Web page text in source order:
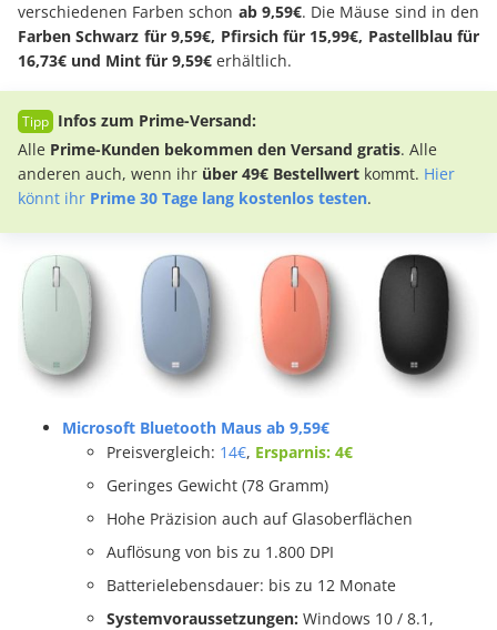
verschiedenen Farben schon ab 9,59€. Die Mäuse sind in den
Farben Schwarz für 9,59€, Pfirsich für 15,99€, Pastellblau für
16,73€ und Mint für 9,59€ erhältlich.
Infos zum Prime-Versand:
Alle Prime-Kunden bekommen den Versand gratis. Alle
anderen auch, wenn ihr über 49€ Bestellwert kommt. Hier
könnt ihr Prime 30 Tage lang kostenlos testen.
Microsoft Bluetooth Maus ab 9,59€
Preisvergleich: 14€, Ersparnis: 4€
Geringes Gewicht (78 Gramm)
Hohe Präzision auch auf Glasoberflächen
Auflösung von bis zu 1.800 DPI
Batterielebensdauer: bis zu 12 Monate
Systemvoraussetzungen: Windows 10 / 8.1,